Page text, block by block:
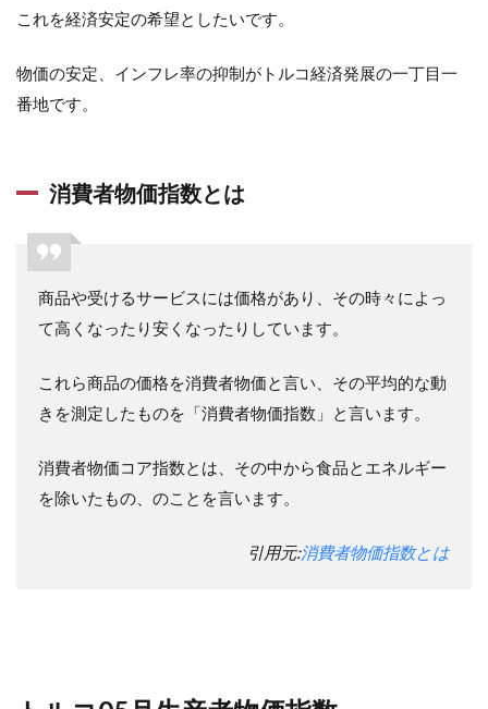
これを経済安定の希望としたいです。
物価の安定、インフレ率の抑制がトルコ経済発展の一丁目一
番地です。
消費者物価指数とは
商品や受けるサービスには価格があり、その時々によっ
て高くなったり安くなったりしています。
これら商品の価格を消費者物価と言い、その平均的な動
きを測定したものを「消費者物価指数」と言います。
消費者物価コア指数とは、その中から食品とエネルギー
を除いたもの、のことを言います。
引用元:消費者物価指数とは